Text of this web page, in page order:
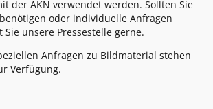
der AKN verwendet werden. Sollten Sie
oder individuelle Anfragen
unsere Pressestelle gerne.
Anfragen zu Bildmaterial stehen
Verfügung.